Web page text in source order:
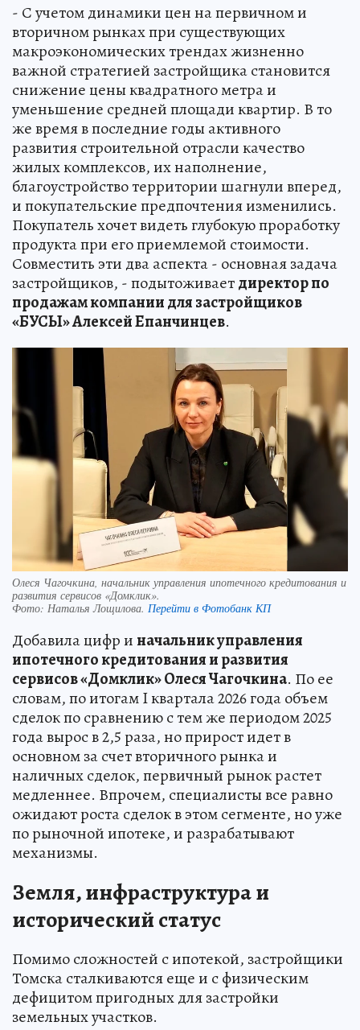
- С учетом динамики цен на первичном и
вторичном рынках при существующих
макроэкономических трендах жизненно
важной стратегией застройщика становится
снижение цены квадратного метра и
уменьшение средней площади квартир. В то
же время в последние годы активного
развития строительной отрасли качество
жилых комплексов, их наполнение,
благоустройство территории шагнули вперед,
и покупательские предпочтения изменились.
Покупатель хочет видеть глубокую проработку
продукта при его приемлемой стоимости.
Совместить эти два аспекта - основная задача
застройщиков, - подытоживаетдиректор по
продажам компании для застройщиков
«БУСЫ» Алексей Епанчинцев.
Олеся Чагочкина, начальник управления ипотечного кредитования и
развития сервисов «Домклик».
Фото: Наталья Лощилова. Перейти в Фотобанк КП
Добавила цифр иначальник управления
ипотечного кредитования и развития
сервисов «Домклик» Олеся Чагочкина. По ее
словам, по итогам I квартала 2026 года объем
сделок по сравнению с тем же периодом 2025
года вырос в 2,5 раза, но прирост идет в
основном за счет вторичного рынка и
наличных сделок, первичный рынок растет
медленнее. Впрочем, специалисты все равно
ожидают роста сделок в этом сегменте, но уже
по рыночной ипотеке, и разрабатывают
механизмы.
Земля, инфраструктура и
исторический статус
Помимо сложностей с ипотекой, застройщики
Томска сталкиваются еще и с физическим
дефицитом пригодных для застройки
земельных участков.